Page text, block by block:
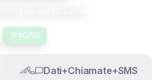
4G/5G
Dati+Chiamate+SMS